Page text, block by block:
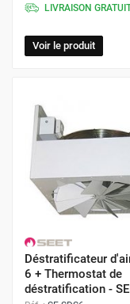
LIVRAISON
Voir le produit
Déstratificateur
6 + Thermostat de
déstratification -